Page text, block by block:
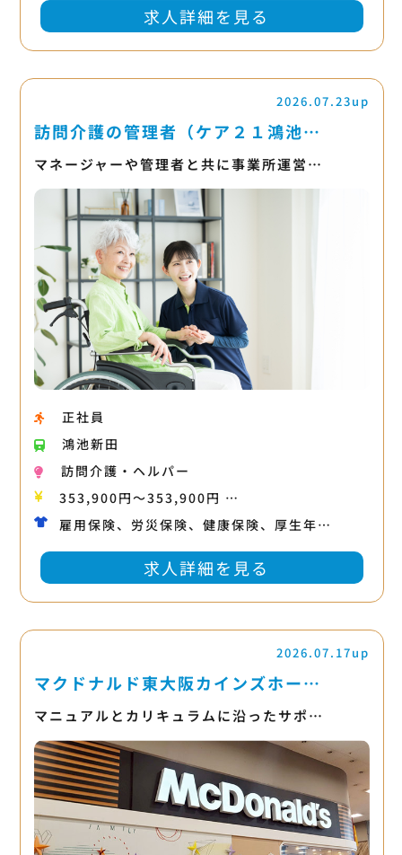
求人詳細を見る
2026.07.23up
訪問介護の管理者（ケア２１鴻池…
マネージャーや管理者と共に事業所運営…
正社員
鴻池新田
訪問介護・ヘルパー
353,900円〜353,900円 …
雇用保険、労災保険、健康保険、厚生年…
求人詳細を見る
2026.07.17up
マクドナルド東大阪カインズホー…
マニュアルとカリキュラムに沿ったサポ…